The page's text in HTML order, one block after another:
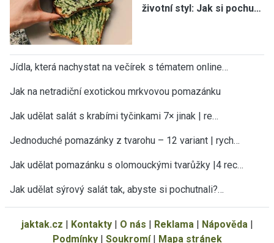
životní styl: Jak si pochu…
Jídla, která nachystat na večírek s tématem online…
Jak na netradiční exotickou mrkvovou pomazánku
Jak udělat salát s krabími tyčinkami 7× jinak | re…
Jednoduché pomazánky z tvarohu – 12 variant | rych…
Jak udělat pomazánku s olomouckými tvarůžky |4 rec…
Jak udělat sýrový salát tak, abyste si pochutnali?…
jaktak.cz | Kontakty| O nás | Reklama| Nápověda|
Podmínky| Soukromí| Mapa stránek